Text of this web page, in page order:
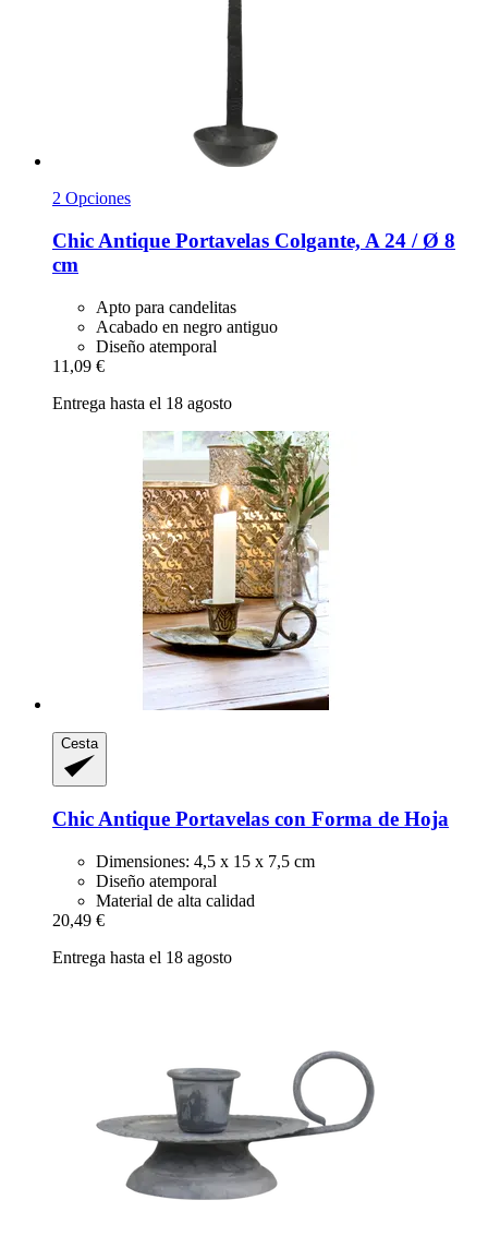
2 Opciones
Chic Antique Portavelas Colgante, A 24 / Ø 8
cm
Apto para candelitas
Acabado en negro antiguo
Diseño atemporal
11,09 €
Entrega hasta el 18 agosto
Cesta
Chic Antique Portavelas con Forma de Hoja
Dimensiones: 4,5 x 15 x 7,5 cm
Diseño atemporal
Material de alta calidad
20,49 €
Entrega hasta el 18 agosto